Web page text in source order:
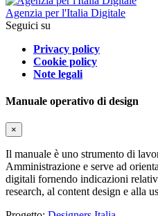
Agenzia per l'Italia Digitale
Seguici su
Privacy policy
Cookie policy
Note legali
Manuale operativo di design
×
Il manuale è uno strumento di
Amministrazione e serve ad
digitali fornendo indicazioni
research, al content design e alla